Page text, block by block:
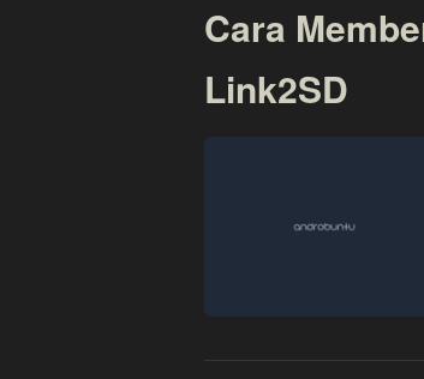
Cara
Link2SD